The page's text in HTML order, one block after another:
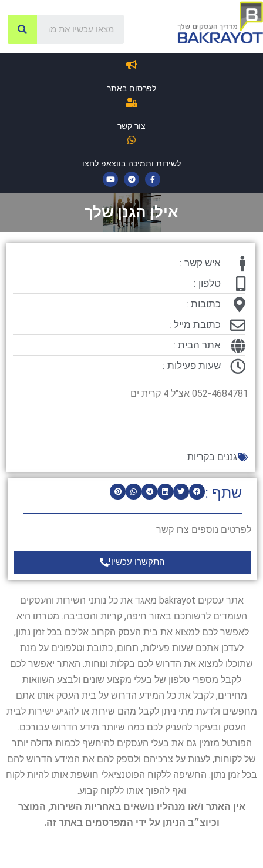
לפרסום באתר
צור קשר
לשירות ותמיכה בווצאפ לחצו
אילן הגנן שלך
שתף :
לפרטים נוספים צרו קשר
התקשרו עכשיו!
איש קשר :
טלפון :
כתובות :
כתובת מייל :
אתר הבית :
שעות פעילות :
052-4684781 אצ"ל 4 קרית ים
גננים בקריות
אתר עסקים bakrayot מאגד את כל נותני השירות והעסקים
העומדים לרשותכם באזור חיפה, קריות והסביבה. מטרתו היא
לאפשר לכם למצוא את בית העסק הקרוב אליכם בכל זמן נתון,
לעדכן אתכם שעות פעילות, תחום, כתובת וטלפונים על מנת
שתוכלו למצוא את הדרוש לכם בקלות ונוחות. האתר יאפשר לכם
לקבל מספרי טלפון של בעלי מקצוע שונים ולבצע השוואות
מחירים, לקבל את כל המידע הדרוש על בית העסק אותו אתם
מחפשים ולדעת מתי ניתן לקבל מהם שירות או להגיע ישירות לבית
העסק ובעיקר להעניק לכם כמה שיותר מידע הדרוש עבורכם.
הפורטל מזמין גם את בעלי העסקים להיחשף לכמות גדולה יותר
של לקוחות, לענות על צרכיהם ולספק להם את המידע הדרוש להם
בכל זמן נתון. החשיפה ללקוח הפוטנציאלי חושפת אותו להיות לקוח
ואף להפוך אותו ללקוח קבוע.
אין האתר ו/או מנהליו נושאים באחריות השירות, המוצר
וכיוצ״ב הניתן על ידי המפרסמים באתר זה.